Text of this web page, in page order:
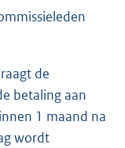
de
betaling aan
1 maand na
wordt